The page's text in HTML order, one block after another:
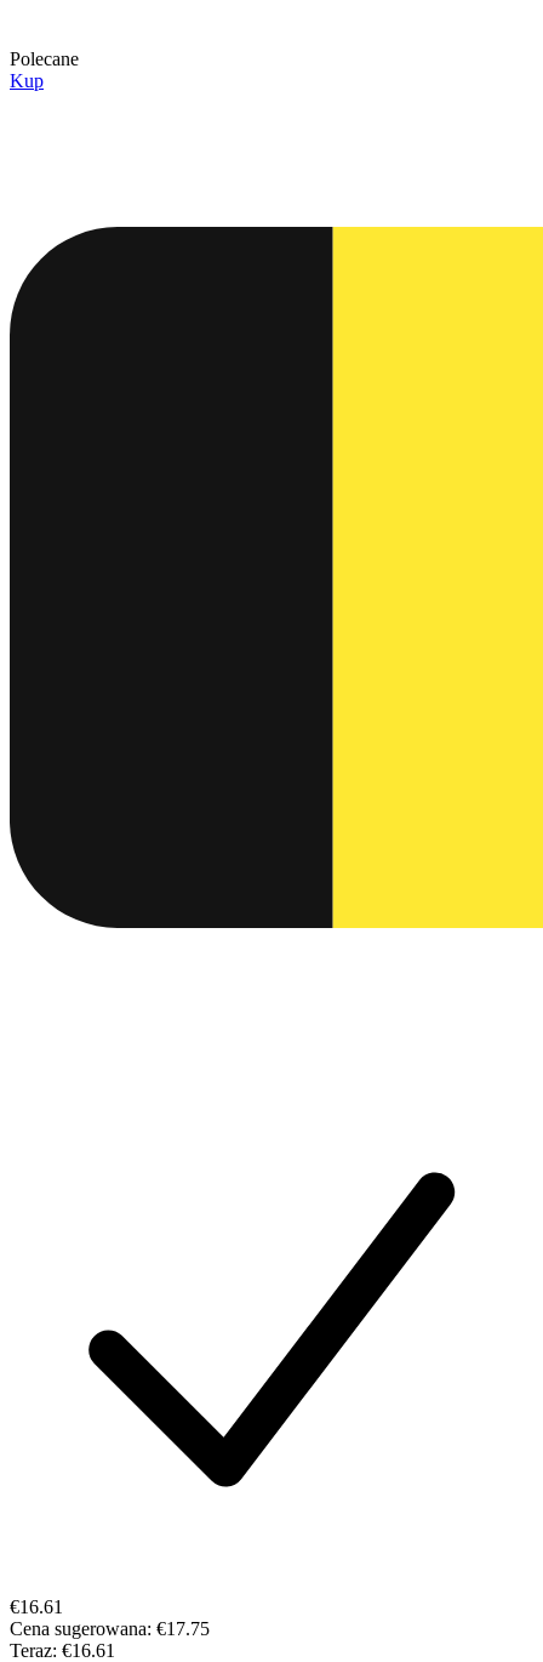
Polecane
Kup
€16.61
Cena sugerowana: €17.75
Teraz: €16.61